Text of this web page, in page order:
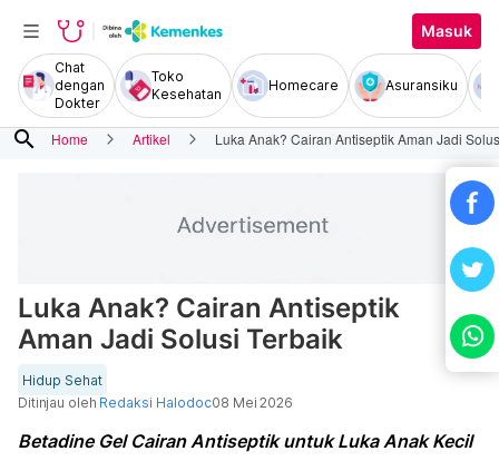
Masuk
Chat
dengan
Dokter
Toko
Kesehatan
Homecare Asuransiku
search Home Artikel Luka Anak? Cairan Antiseptik Aman Jadi
Luka Anak? Cairan Antiseptik
Aman Jadi Solusi Terbaik
Hidup Sehat
Ditinjau oleh Redaksi Halodoc08 Mei 2026
Betadine Gel Cairan Antiseptik untuk Luka Anak Kecil